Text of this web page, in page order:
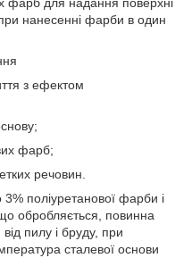
фарб для надання поверхні
нанесенні фарби в один
з ефектом
фарб;
речовин.
поліуретанової фарби і
обробляється, повинна
пилу і бруду, при
сталевої основи